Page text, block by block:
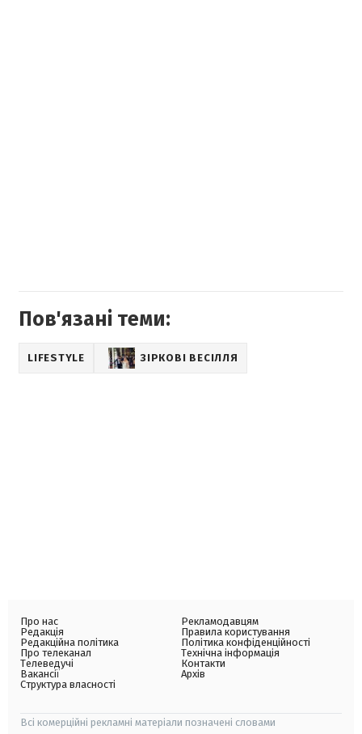
Пов'язані теми:
LIFESTYLE ЗІРКОВІ ВЕСІЛЛЯ
Про нас
Редакція
Редакційна політика
Про телеканал
Телеведучі
Вакансії
Структура власності
Рекламодавцям
Правила користування
Політика конфіденційності
Технічна інформація
Контакти
Архів
Всі комерційні рекламні матеріали позначені словами